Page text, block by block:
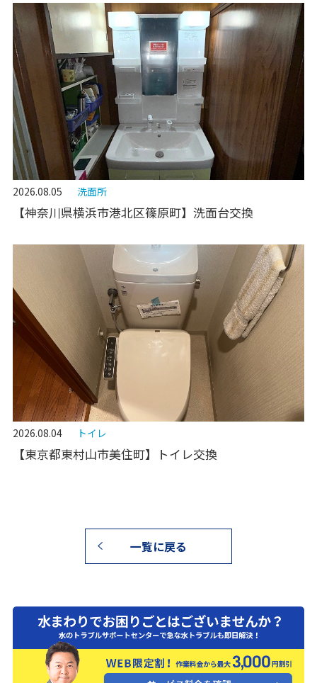
2026.08.05 洗面所
【神奈川県横浜市港北区篠原町】洗面台交換
2026.08.04 トイレ
【東京都東村山市美住町】トイレ交換
一覧に戻る